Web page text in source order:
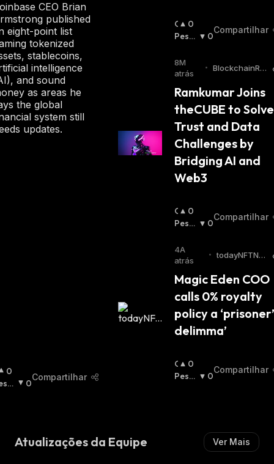
CEO Brian
published
eight-point list
tokenized
stablecoins,
intelligence
and sound
as areas he
the global
system still
updates.
0
0
Compartilhar
O
T
M
I
T
A
:
0
Pessi
:
0
Compartilhar
8M
atrás
• BlockchainRe
Ramkumar Joins
theCUBE to Solve
Trust and Data
Challenges by
Bridging AI and
Web3
O
T
M
I
T
A
0
Pessi
:
0
Compartilhar
4A
atrás
•
todayNFTNe
Magic Eden COO
calls 0% royalty
policy a
delimma’
O
T
0
Pessi
0
Compartilhar
Atualizações da Equipe Ver Mais